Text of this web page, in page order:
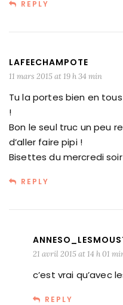
REPLY
LAFEECHAMPOTE
11 mars 2015 at 19 h 34 min
Tu la portes bien en
!
Bon le seul truc un peu
d’aller faire pipi !
Bisettes du mercredi soir
REPLY
21 avril 2015 at 14 h 01
c’est vrai qu’avec
REPLY